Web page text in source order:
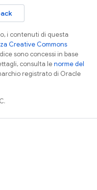
i contenuti di questa
Creative Commons
sono concessi in base
consulta lenorme del
registrato di Oracle